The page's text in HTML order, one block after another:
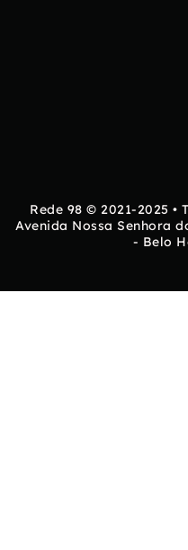
Rede 98 © 2021-2025
Avenida Nossa Senhora
- Belo